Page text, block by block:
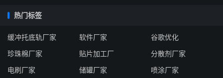
热门标签
缓冲托底轨厂家 软件厂家
谷歌优化
珍珠棉厂家
贴片加工厂
分散剂厂家
电刷厂家
储罐厂家
喷涂厂家